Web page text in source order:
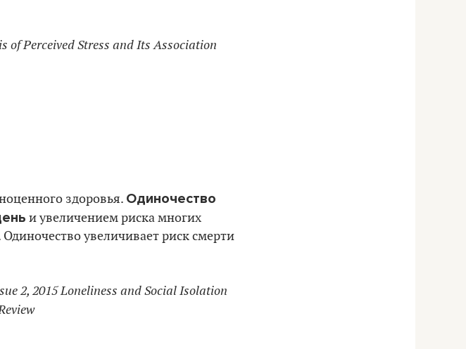
of Perceived Stress and Its Association
здоровья. Одиночество
и увеличением риска многих
увеличивает риск смерти
2, 2015 Loneliness and Social Isolation